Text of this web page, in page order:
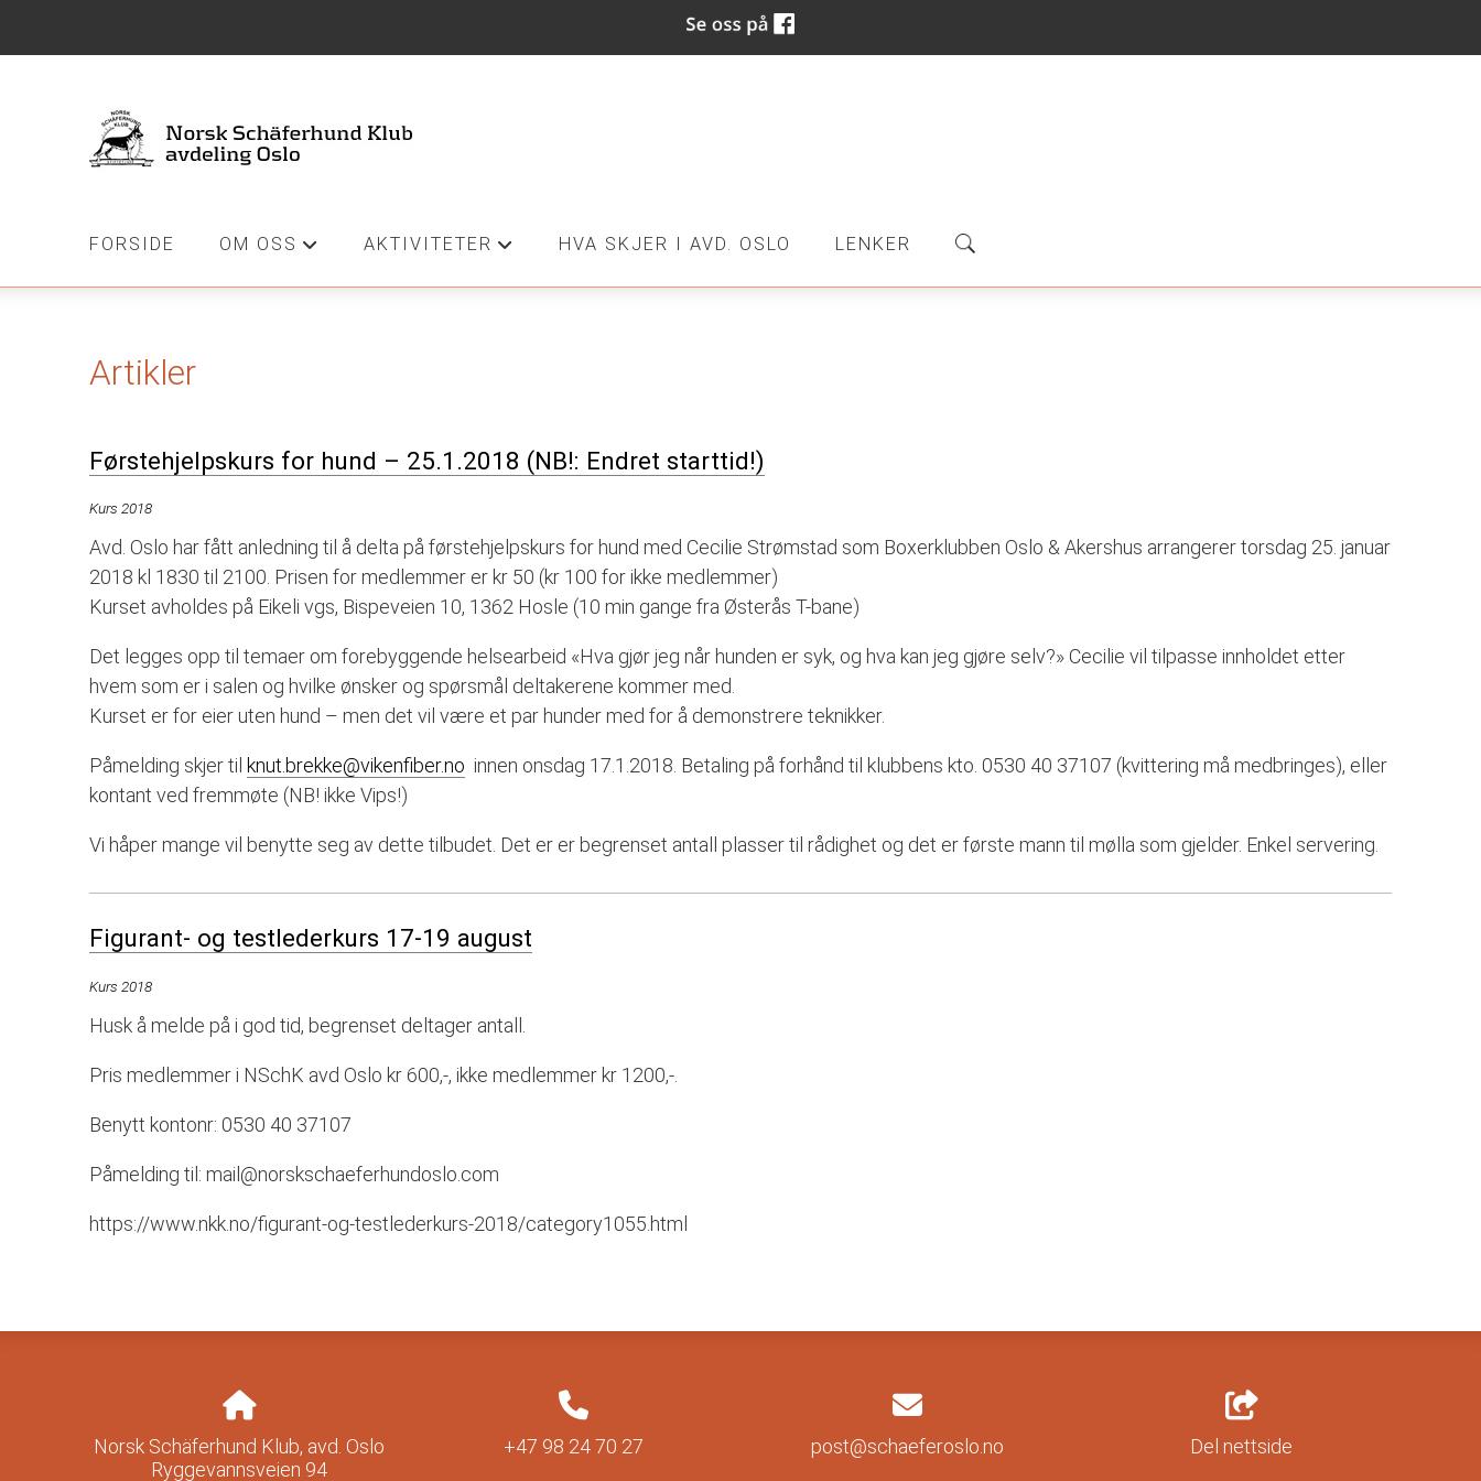
FORSIDE OM OSS AKTIVITETER HVA SKJER I AVD. OSLO LENKER
Artikler
Førstehjelpskurs for hund – 25.1.2018 (NB!: Endret starttid!)
Kurs 2018
Avd. Oslo har fått anledning til å delta på førstehjelpskurs for hund med Cecilie Strømstad som Boxerklubben Oslo & Akershus arrangerer torsdag 25. januar
2018 kl 1830 til 2100. Prisen for medlemmer er kr 50 (kr 100 for ikke medlemmer)
Kurset avholdes på Eikeli vgs, Bispeveien 10, 1362 Hosle (10 min gange fra Østerås T-bane)
Det legges opp til temaer om forebyggende helsearbeid «Hva gjør jeg når hunden er syk, og hva kan jeg gjøre selv?» Cecilie vil tilpasse innholdet etter
hvem som er i salen og hvilke ønsker og spørsmål deltakerene kommer med.
Kurset er for eier uten hund – men det vil være et par hunder med for å demonstrere teknikker.
Påmelding skjer til knut.brekke@vikenfiber.no innen onsdag 17.1.2018. Betaling på forhånd til klubbens kto. 0530 40 37107 (kvittering må medbringes), eller
kontant ved fremmøte (NB! ikke Vips!)
Vi håper mange vil benytte seg av dette tilbudet. Det er er begrenset antall plasser til rådighet og det er første mann til mølla som gjelder. Enkel servering.
Figurant- og testlederkurs 17-19 august
Kurs 2018
Husk å melde på i god tid, begrenset deltager antall.
Pris medlemmer i NSchK avd Oslo kr 600,-, ikke medlemmer kr 1200,-.
Benytt kontonr: 0530 40 37107
Påmelding til: mail@norskschaeferhundoslo.com
https://www.nkk.no/figurant-og-testlederkurs-2018/category1055.html
Norsk Schäferhund Klub, avd. Oslo
Ryggevannsveien 94
+47 98 24 70 27 post@schaeferoslo.no Del nettside